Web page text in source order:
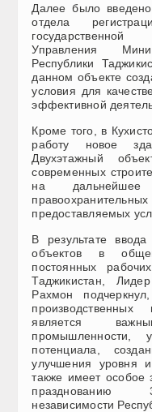
Далее было
отдела
Управления
Республики
данном объекте
условия для
эффективной
Кроме того, в
работу новое
Двухэтажный
современных
на дальнейшее
предоставляемых
В результате
объектов в
постоянных
Таджикистан,
Рахмон
является
промышленности,
потенциала,
улучшения уровня
также имеет особое
празднованию
независимости